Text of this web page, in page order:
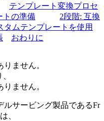
テンプレート変換プロセ
トの準備
2段階: 互換
タムテンプレートを使用
おわりに
ません。
ません。
ルサービング製品であるFr
、